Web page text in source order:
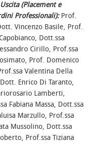
(Placement e
Professionali): Prof.
Vincenzo Basile, Prof.
Dott.ssa
Cirillo, Prof.ssa
Prof. Domenico
Valentina Della
Enrico Di Taranto,
Lamberti,
Fabiana Massa, Dott.ssa
Marzullo, Prof.ssa
Mussolino, Dott.ssa
Prof.ssa Tiziana